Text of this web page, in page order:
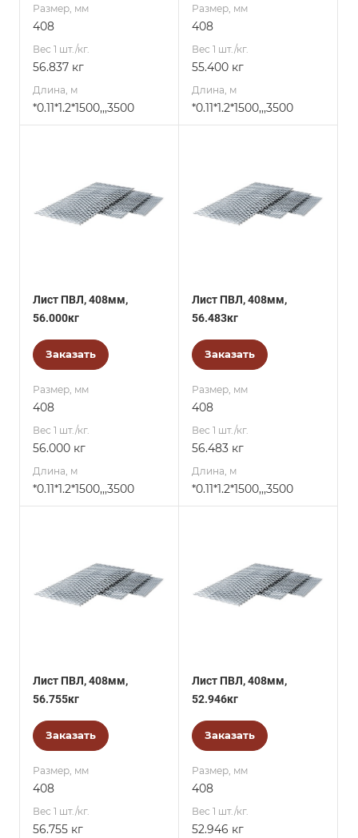
Размер, мм
408
Вес 1 шт./кг.
56.837 кг
Длина, м
*0.11*1.2*1500,,,3500
Размер, мм
408
Вес 1 шт./кг.
55.400 кг
Длина, м
*0.11*1.2*1500,,,3500
Лист ПВЛ, 408мм,
56.000кг
Заказать
Размер, мм
408
Вес 1 шт./кг.
56.000 кг
Длина, м
*0.11*1.2*1500,,,3500
Лист ПВЛ, 408мм,
56.483кг
Заказать
Размер, мм
408
Вес 1 шт./кг.
56.483 кг
Длина, м
*0.11*1.2*1500,,,3500
Лист ПВЛ, 408мм,
56.755кг
Заказать
Размер, мм
408
Вес 1 шт./кг.
56.755 кг
Лист ПВЛ, 408мм,
52.946кг
Заказать
Размер, мм
408
Вес 1 шт./кг.
52.946 кг